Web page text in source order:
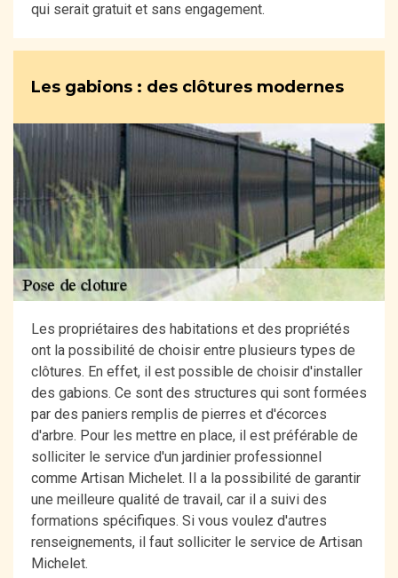
qui serait gratuit et sans engagement.
Les gabions : des clôtures modernes
Les propriétaires des habitations et des propriétés
ont la possibilité de choisir entre plusieurs types de
clôtures. En effet, il est possible de choisir d'installer
des gabions. Ce sont des structures qui sont formées
par des paniers remplis de pierres et d'écorces
d'arbre. Pour les mettre en place, il est préférable de
solliciter le service d'un jardinier professionnel
comme Artisan Michelet. Il a la possibilité de garantir
une meilleure qualité de travail, car il a suivi des
formations spécifiques. Si vous voulez d'autres
renseignements, il faut solliciter le service de Artisan
Michelet.